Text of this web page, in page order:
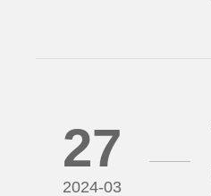
27
2024-03